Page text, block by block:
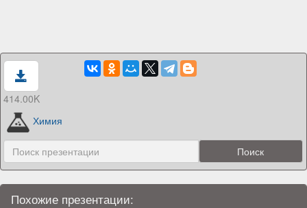
414.00K
Химия
Похожие презентации: